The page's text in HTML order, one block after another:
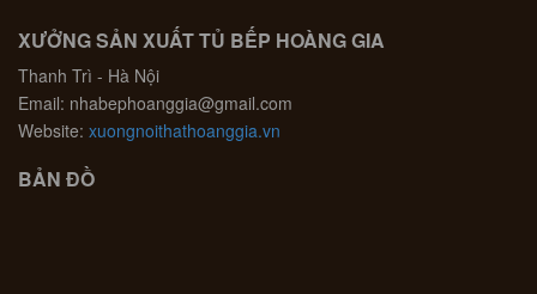
XƯỞNG SẢN XUẤT TỦ BẾP HOÀNG GIA
Thanh Trì - Hà Nội
Email: nhabephoanggia@gmail.com
Website: xuongnoithathoanggia.vn
BẢN ĐỒ